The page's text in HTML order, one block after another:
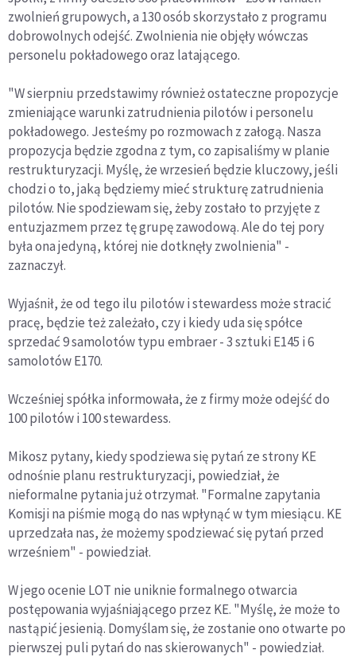
zwolnień grupowych, a 130 osób skorzystało z programu
dobrowolnych odejść. Zwolnienia nie objęły wówczas
personelu pokładowego oraz latającego.
"W sierpniu przedstawimy również ostateczne propozycje
zmieniające warunki zatrudnienia pilotów i personelu
pokładowego. Jesteśmy po rozmowach z załogą. Nasza
propozycja będzie zgodna z tym, co zapisaliśmy w planie
restrukturyzacji. Myślę, że wrzesień będzie kluczowy, jeśli
chodzi o to, jaką będziemy mieć strukturę zatrudnienia
pilotów. Nie spodziewam się, żeby zostało to przyjęte z
entuzjazmem przez tę grupę zawodową. Ale do tej pory
była ona jedyną, której nie dotknęły zwolnienia" -
zaznaczył.
Wyjaśnił, że od tego ilu pilotów i stewardess może stracić
pracę, będzie też zależało, czy i kiedy uda się spółce
sprzedać 9 samolotów typu embraer - 3 sztuki E145 i 6
samolotów E170.
Wcześniej spółka informowała, że z firmy może odejść do
100 pilotów i 100 stewardess.
Mikosz pytany, kiedy spodziewa się pytań ze strony KE
odnośnie planu restrukturyzacji, powiedział, że
nieformalne pytania już otrzymał. "Formalne zapytania
Komisji na piśmie mogą do nas wpłynąć w tym miesiącu. KE
uprzedzała nas, że możemy spodziewać się pytań przed
wrześniem" - powiedział.
W jego ocenie LOT nie uniknie formalnego otwarcia
postępowania wyjaśniającego przez KE. "Myślę, że może to
nastąpić jesienią. Domyślam się, że zostanie ono otwarte po
pierwszej puli pytań do nas skierowanych" - powiedział.